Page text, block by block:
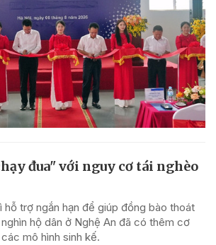
đua" với nguy cơ tái nghèo
hỗ trợ ngắn hạn để giúp đồng bào thoát
hộ dân ở Nghệ An đã có thêm cơ
mô hình sinh kế.